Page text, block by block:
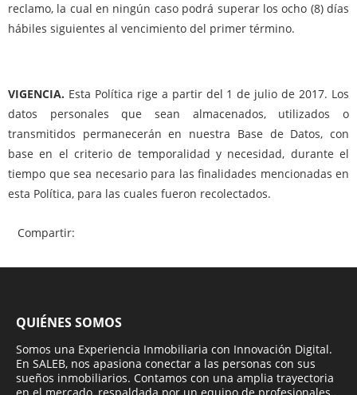
reclamo, la cual en ningún caso podrá superar los ocho (8) días
hábiles siguientes al vencimiento del primer término.
VIGENCIA. Esta Política rige a partir del 1 de julio de 2017. Los
datos personales que sean almacenados, utilizados o
transmitidos permanecerán en nuestra Base de Datos, con
base en el criterio de temporalidad y necesidad, durante el
tiempo que sea necesario para las finalidades mencionadas en
esta Política, para las cuales fueron recolectados.
Compartir:
QUIÉNES SOMOS
Somos una Experiencia Inmobiliaria con Innovación Digital.
En SALEB, nos apasiona conectar a las personas con sus
sueños inmobiliarios. Contamos con una amplia trayectoria